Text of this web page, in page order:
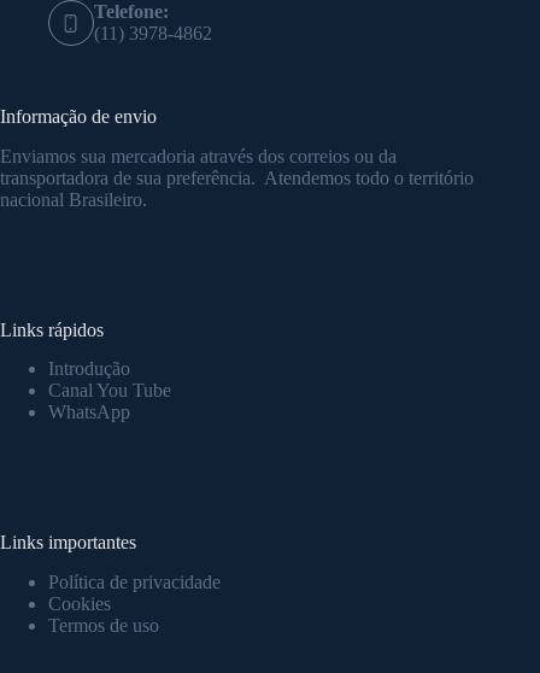
Telefone:
(11) 3978-4862
Informação de envio
Enviamos sua mercadoria através dos correios ou da
transportadora de sua preferência. Atendemos todo o território
nacional Brasileiro.
Links rápidos
Introdução
Canal You Tube
WhatsApp
Links importantes
Política de privacidade
Cookies
Termos de uso